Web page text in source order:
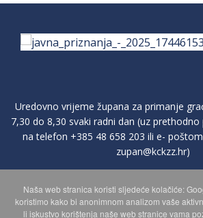
Uredovno vrijeme župana za primanje
7,30 do 8,30 svaki radni dan (uz
na telefon +385 48 658 203 ili e-
zupan@kckzz.hr)
POLITIKA ZAŠTITE PRIVATNOSTI
Naša web stranica koristi sljedeće kolačiće:
koristimo kako bi anonimnom analizom vaše
li iskustvo korištenja naše web stranice vama